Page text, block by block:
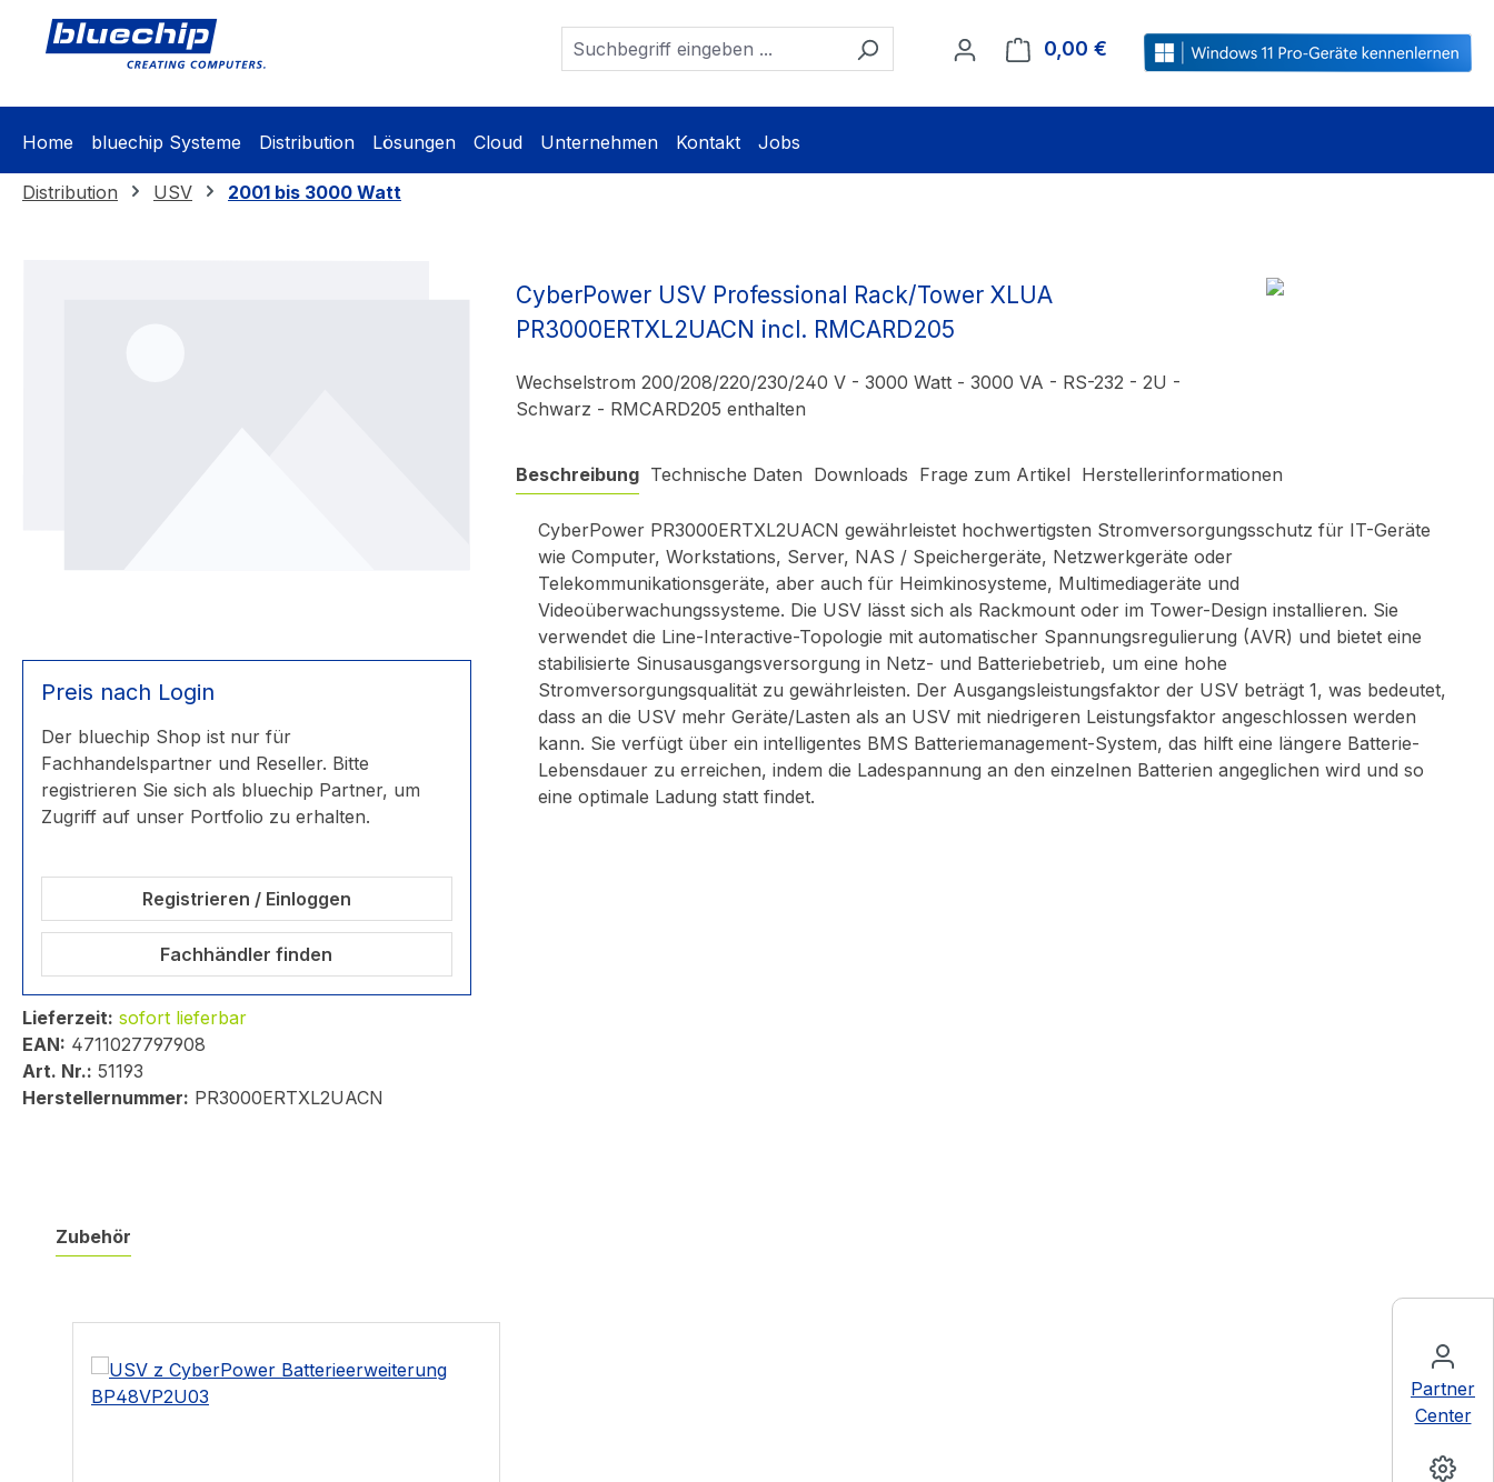
Zur Hauptnavigation springen
Partner
Center
0,00 € Warenkorb enthält 0 Positionen. Der
Home bluechip Systeme Distribution Lösungen Cloud Unternehmen Kontakt Jobs
Distribution USV 2001 bis 3000 Watt
Preis nach Login
Der bluechip Shop ist nur für
Fachhandelspartner und Reseller. Bitte
registrieren Sie sich als bluechip Partner, um
Zugriff auf unser Portfolio zu erhalten.
Registrieren / Einloggen
Fachhändler finden
Lieferzeit: sofort lieferbar
EAN: 4711027797908
Art. Nr.: 51193
Herstellernummer: PR3000ERTXL2UACN
CyberPower USV Professional Rack/Tower XLUA
PR3000ERTXL2UACN incl. RMCARD205
Wechselstrom 200/208/220/230/240 V - 3000 Watt - 3000 VA - RS-232 - 2U -
Schwarz - RMCARD205 enthalten
Beschreibung Technische Daten Downloads Frage zum Artikel Herstellerinformationen
CyberPower PR3000ERTXL2UACN gewährleistet hochwertigsten Stromversorgungsschutz für IT-Geräte
wie Computer, Workstations, Server, NAS / Speichergeräte, Netzwerkgeräte oder
Telekommunikationsgeräte, aber auch für Heimkinosysteme, Multimediageräte und
Videoüberwachungssysteme. Die USV lässt sich als Rackmount oder im Tower-Design installieren. Sie
verwendet die Line-Interactive-Topologie mit automatischer Spannungsregulierung (AVR) und bietet eine
stabilisierte Sinusausgangsversorgung in Netz- und Batteriebetrieb, um eine hohe
Stromversorgungsqualität zu gewährleisten. Der Ausgangsleistungsfaktor der USV beträgt 1, was bedeutet,
dass an die USV mehr Geräte/Lasten als an USV mit niedrigeren Leistungsfaktor angeschlossen werden
kann. Sie verfügt über ein intelligentes BMS Batteriemanagement-System, das hilft eine längere Batterie-
Lebensdauer zu erreichen, indem die Ladespannung an den einzelnen Batterien angeglichen wird und so
eine optimale Ladung statt findet.
Zubehör